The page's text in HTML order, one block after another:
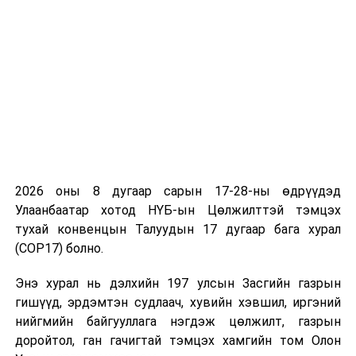
холбоог тогтоосон нь цаашид худалдаа, хөрөнгө
оруулалт, бизнесийн хамтын ажиллагааг өргөжүүлэн
хөгжүүлэхэд чухал ач холбогдолтой үйл явдал боллоо.
хооронд дипломат харилцаа тогтоосноос хойшхи
хугацаанд анх удаа хэрэгжсэн энэхүү дээд түвшний
айлчлал нь хоёр улсын харилцаа, хамтын ажиллагааны
шинэ эхлэлийг тавьсан чухал ач холбогдолтой
2026 оны 8 дугаар сарын 17-28-ны өдрүүдэд
Улаанбаатар хотод НҮБ-ын Цөлжилттэй тэмцэх
тухай конвенцын Талуудын 17 дугаар бага хурал
(COP17) болно.
Энэ хурал нь дэлхийн 197 улсын Засгийн газрын
гишүүд, эрдэмтэн судлаач, хувийн хэвшил, иргэний
нийгмийн байгууллага нэгдэж цөлжилт, газрын
доройтол, ган гачигтай тэмцэх хамгийн том Олон